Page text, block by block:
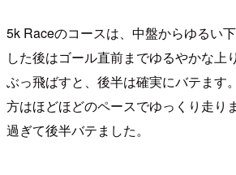
5k Raceのコースは、中盤からゆるい
した後はゴール直前までゆるやかな上
ぶっ飛ばすと、後半は確実にバテます
方はほどほどのペースでゆっくり走り
過ぎて後半バテました。